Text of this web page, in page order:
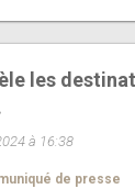
les
à 16:38
de presse